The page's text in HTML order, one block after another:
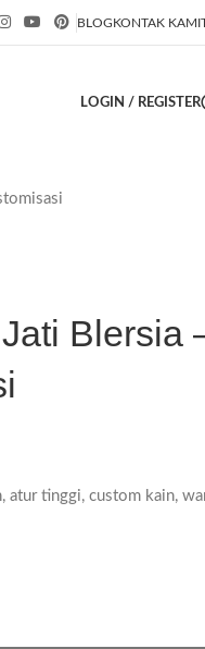
BLOGKONTAK KAMI
LOGIN / REGISTER
Blersia
atur tinggi, custom kain,